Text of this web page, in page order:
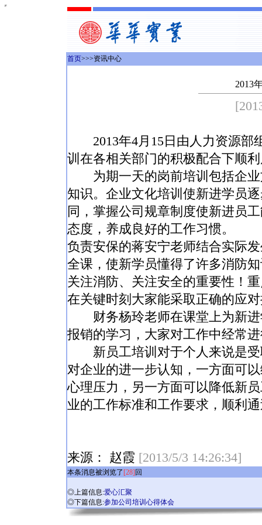
首页>>>资讯中心
2013
2013年4月15日由人力资源部
训在各相关部门的积极配合下顺
为期一天的岗前培训包括企业
知识。企业文化培训使新进学员
同，掌握公司规章制度使新进员
态度，养成良好的工作习惯。
负责安保的蒋安宁老师结合实际
全课，使新学员懂得了许多消防
关注消防、关注安全的重要性！
在关键时刻大家能采取正确的应
财务杨玲老师在课堂上为新进
报销的学习，大家对工作中经常
新员工培训对于个人来说是受
对企业的进一步认知，一方面可
心理压力，另一方面可以降低新
业的工作标准和工作要求，顺利
来源： 赵霞 [2013/5/3 14:26:34]
本条消息被浏览了 [28] 回
◎上篇信息:爱心汇聚
◎下篇信息:参加公司培训心得体会